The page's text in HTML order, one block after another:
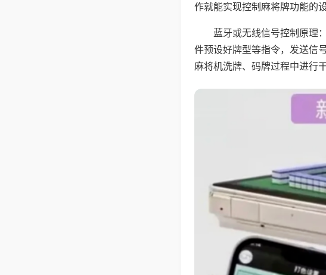
作就能实现控制麻将牌功能的
蓝牙或无线信号控制原理
件预设好牌型等指令，发送信
麻将机洗牌、码牌过程中进行